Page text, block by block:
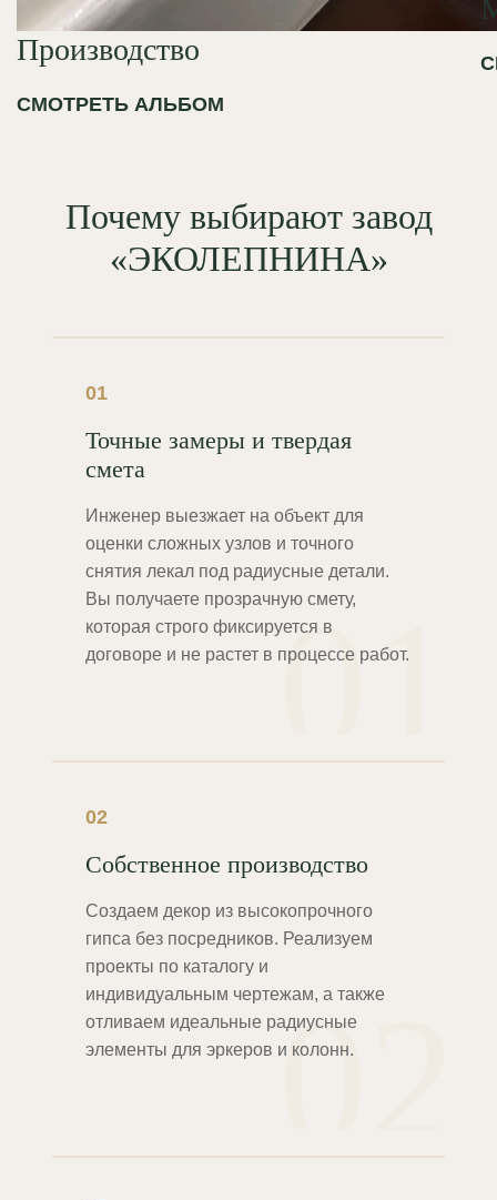
Производство
СМОТРЕТЬ АЛЬБОМ
Почему выбирают завод
«ЭКОЛЕПНИНА»
01
01
Точные замеры и твердая
смета
Инженер выезжает на объект для
оценки сложных узлов и точного
снятия лекал под радиусные детали.
Вы получаете прозрачную смету,
которая строго фиксируется в
договоре и не растет в процессе работ.
02
02
Собственное производство
Создаем декор из высокопрочного
гипса без посредников. Реализуем
проекты по каталогу и
индивидуальным чертежам, а также
отливаем идеальные радиусные
элементы для эркеров и колонн.